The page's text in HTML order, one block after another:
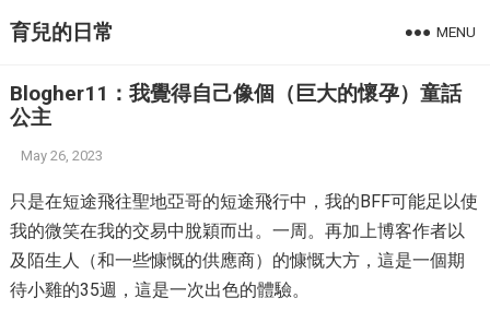
育兒的日常 MENU
Blogher11：我覺得自己像個（巨大的懷孕）童話
公主
May 26, 2023
只是在短途飛往聖地亞哥的短途飛行中，我的BFF可能足以使
我的微笑在我的交易中脫穎而出。一周。再加上博客作者以
及陌生人（和一些慷慨的供應商）的慷慨大方，這是一個期
待小雞的35週，這是一次出色的體驗。